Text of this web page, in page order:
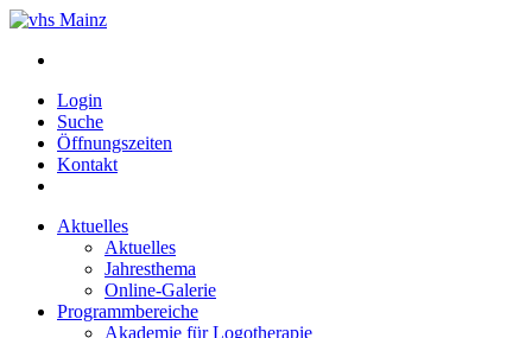
Login
Suche
Öffnungszeiten
Kontakt
Aktuelles
Aktuelles
Jahresthema
Online-Galerie
Programmbereiche
Akademie für Logotherapie